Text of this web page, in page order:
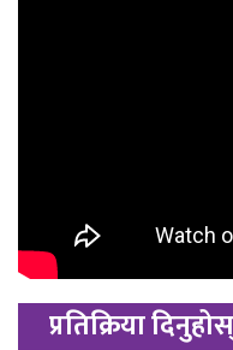
प्रतिक्रिया दिनुहोस्